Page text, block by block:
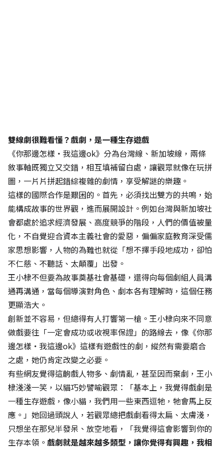
雙線劇很難看懂？戲劇，是一種生存遊戲
《你那邊怎樣‧我這邊ok》分為台灣線、新加坡線，兩條
敘事軸既獨立又交錯，相互填補留白處，讓觀眾就像在玩拼
圖，一片片拼起錯綜複雜的劇情，享受解謎的樂趣。
這樣的國際合作是艱困的。首先，必須找出雙方的共鳴，始
能構成故事的世界觀，進而展開設計。例如台灣與新加坡社
會都處於追求經濟發展、高度競爭的階段，人們的價值被量
化，不自覺迎合資本主義社會的愛惡，偏偏家庭教育深受儒
家思想影響，人物的為難也就從「想不擇手段地成功，卻怕
不仁慈、不聽話、太顛覆」出發。
王小棣不但要為故事奠基社會基礎，還得向每個劇組人員溝
通再溝通，當每個導演對角色、劇本各有理解時，這個任務
更顯浩大。
創新並不容易，但總得有人打響第一槍。王小棣向來不同意
做戲要往「一定會成功或收視率保證」的路線去，像《你那
邊怎樣‧我這邊ok》這樣有遊戲性的劇，縱然有需要磨合
之處，她仍肯定改變之必要。
有些網友覺得這齣戲人物多、劇情亂，甚至因而棄劇，王小
棣淺淺一笑，以貓巧妙譬喻觀眾：「基本上，我覺得戲劇是
一種生存遊戲，像小貓，我們用一些東西逗牠，牠會馬上反
應。」她回過頭說人，若觀眾總把戲劇看得太扁、太膚淺，
只想坐在那兒半發呆、放空地看，「我覺得這會影響到你的
生存本領。 戲劇就是越來越多類型，讓你覺得有興趣，我相